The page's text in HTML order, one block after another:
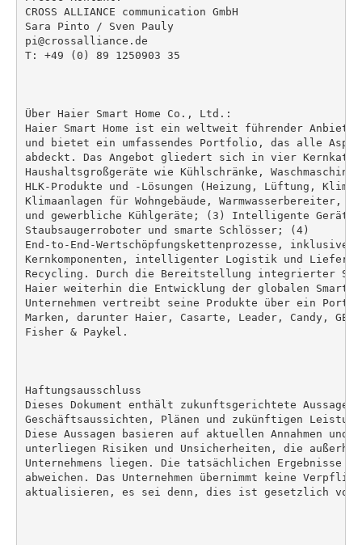
CROSS ALLIANCE communication GmbH
Sara Pinto / Sven Pauly
pi@crossalliance.de
T: +49 (0) 89 1250903 35
Über Haier Smart Home Co., Ltd.:
Haier Smart Home ist ein weltweit führender Anbieter
und bietet ein umfassendes Portfolio, das alle
abdeckt. Das Angebot gliedert sich in vier
Haushaltsgroßgeräte wie Kühlschränke,
HLK-Produkte und -Lösungen (Heizung, Lüftung,
Klimaanlagen für Wohngebäude, Warmwasserbereiter,
und gewerbliche Kühlgeräte; (3) Intelligente Geräte
Staubsaugerroboter und smarte Schlösser; (4)
End-to-End-Wertschöpfungskettenprozesse, inklusive
Kernkomponenten, intelligenter Logistik und
Recycling. Durch die Bereitstellung integrierter
Haier weiterhin die Entwicklung der globalen Smart-
Unternehmen vertreibt seine Produkte über ein
Marken, darunter Haier, Casarte, Leader, Candy, GE
Fisher & Paykel.
Haftungsausschluss
Dieses Dokument enthält zukunftsgerichtete Aussagen
Geschäftsaussichten, Plänen und zukünftigen
Diese Aussagen basieren auf aktuellen Annahmen und
unterliegen Risiken und Unsicherheiten, die
Unternehmens liegen. Die tatsächlichen Ergebnisse
abweichen. Das Unternehmen übernimmt keine
aktualisieren, es sei denn, dies ist gesetzlich